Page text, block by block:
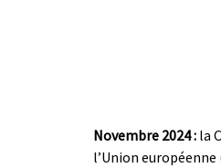
Novembre 2024 : la
l’Union européenne